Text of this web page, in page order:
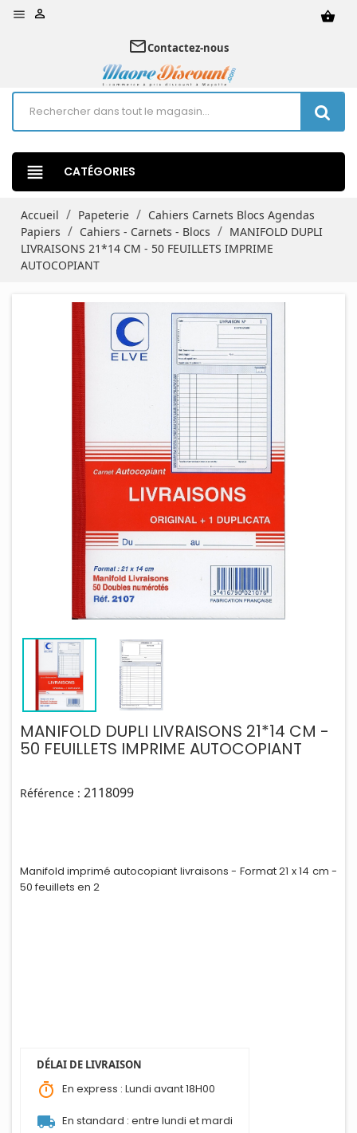
 shopping_basket

mail_outlineContactez-nous
view_headline CATÉGORIES
Accueil Papeterie
Cahiers Carnets Blocs Agendas
Papiers
Cahiers - Carnets - Blocs
MANIFOLD DUPLI
LIVRAISONS 21*14 CM - 50 FEUILLETS IMPRIME
AUTOCOPIANT
MANIFOLD DUPLI LIVRAISONS 21*14 CM -
50 FEUILLETS IMPRIME AUTOCOPIANT
Référence : 2118099
Manifold imprimé autocopiant livraisons - Format 21 x 14 cm -
50 feuillets en 2
DÉLAI DE LIVRAISON
timer En express : Lundi avant 18H00
local_shipping En standard : entre lundi et mardi